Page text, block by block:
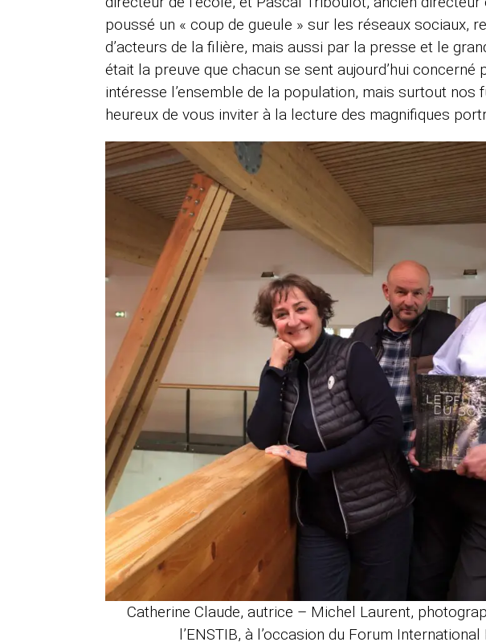
poussé un « coup de gueule » sur les réseaux sociaux,
d’acteurs de la filière, mais aussi par la presse et le
était la preuve que chacun se sent aujourd’hui concerné
intéresse l’ensemble de la population, mais surtout nos
heureux de vous inviter à la lecture des magnifiques
Catherine Claude, autrice – Michel Laurent,
l’ENSTIB, à l’occasion du Forum